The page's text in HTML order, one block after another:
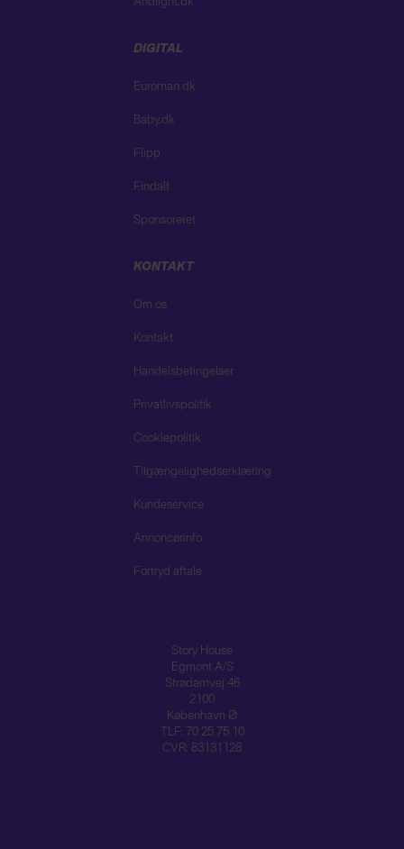
DIGITAL
Euroman.dk
Baby.dk
Flipp
Findalt
Sponsoreret
KONTAKT
Om os
Kontakt
Handelsbetingelser
Privatlivspolitik
Cookiepolitik
Tilgængelighedserklæring
Kundeservice
Annoncørinfo
Fortryd aftale
Story House
Egmont A/S
Strødamvej 46
2100
København Ø
TLF: 70 25 75 10
CVR: 83131128